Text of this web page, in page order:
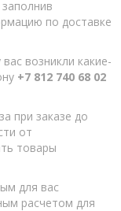
по доставке
возникли какие-
+7 812 740 68 02
при заказе до
от
товары
для вас
расчетом для